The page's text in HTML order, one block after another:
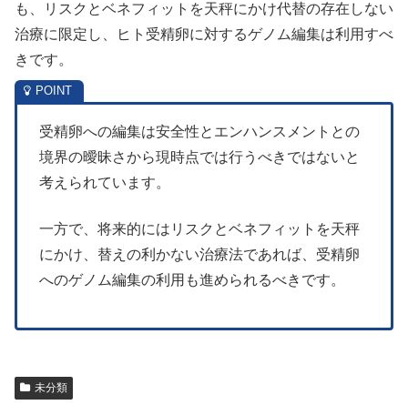
も、リスクとベネフィットを天秤にかけ代替の存在しない
治療に限定し、ヒト受精卵に対するゲノム編集は利用すべ
きです。
受精卵への編集は安全性とエンハンスメントとの
境界の曖昧さから現時点では行うべきではないと
考えられています。
一方で、将来的にはリスクとベネフィットを天秤
にかけ、替えの利かない治療法であれば、受精卵
へのゲノム編集の利用も進められるべきです。
未分類